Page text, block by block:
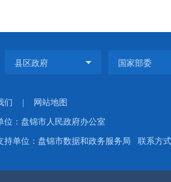
们 网站地图
位：盘锦市人民政府办公室
持单位：盘锦市数据和政务服务局 联系方